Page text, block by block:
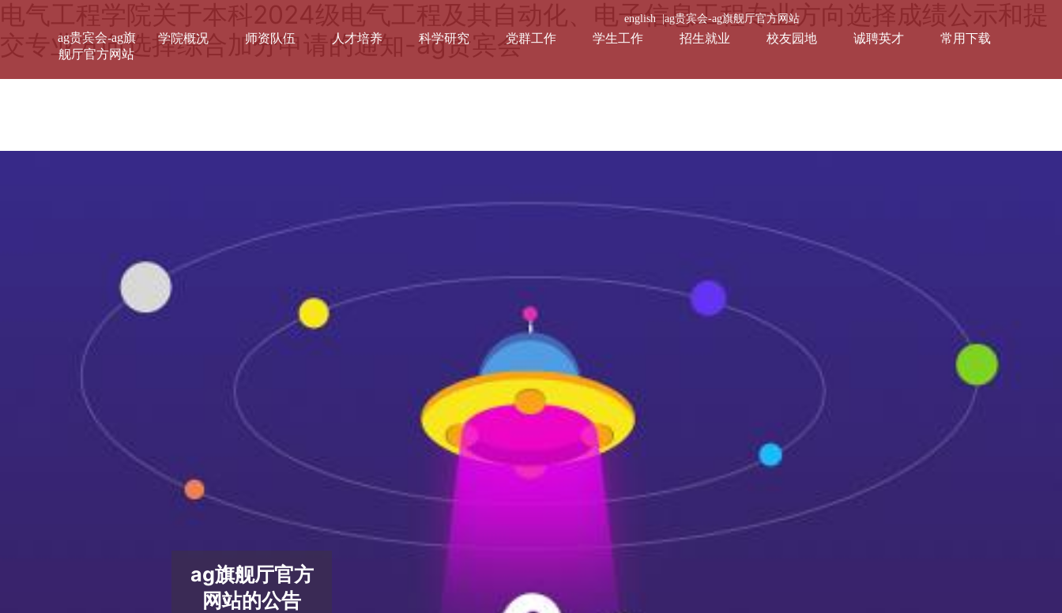
电气工程学院关于本科2024级电气工程及其自动化、电子信息工程专业方向选择成绩公示和提
交专业方向选择综合加分申请的通知-ag贵宾会
english |ag贵宾会-ag旗舰厅官方网站
ag贵宾会-ag旗
舰厅官方网站
学院概况 师资队伍 人才培养 科学研究 党群工作 学生工作 招生就业 校友园地 诚聘英才 常用下载
ag旗舰厅官方
网站的公告